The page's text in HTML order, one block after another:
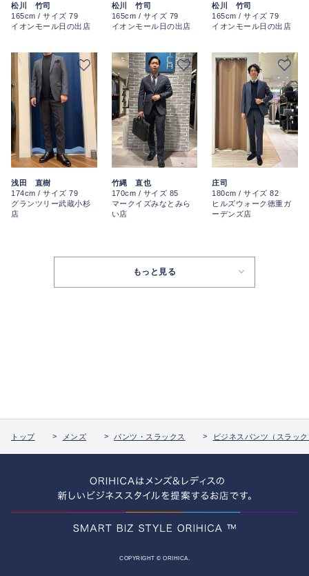
松川 竹司
165cm / サイズ 79
イオンモール日の出店
松川 竹司
165cm / サイズ 79
イオンモール日の出店
松川 竹司
165cm / サイズ 79
イオンモール日の出店
浅田 直樹
174cm / サイズ 79
グランツリー武蔵小杉
店
竹縄 直也
170cm / サイズ 85
マークイズみなとみら
い店
庄司
180cm / サイズ 82
ヒルズウォーク徳重ガ
ーデンズ店
もっと見る
トップ メンズ パンツ・スラックス ビジネスパンツ（スラッ
COPYRIGHT © ORIHICA.